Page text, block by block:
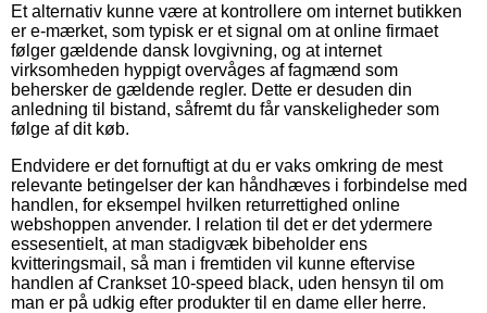
Et alternativ kunne være at kontrollere om internet butikken
er e-mærket, som typisk er et signal om at online firmaet
følger gældende dansk lovgivning, og at internet
virksomheden hyppigt overvåges af fagmænd som
behersker de gældende regler. Dette er desuden din
anledning til bistand, såfremt du får vanskeligheder som
følge af dit køb.
Endvidere er det fornuftigt at du er vaks omkring de mest
relevante betingelser der kan håndhæves i forbindelse med
handlen, for eksempel hvilken returrettighed online
webshoppen anvender. I relation til det er det ydermere
essesentielt, at man stadigvæk bibeholder ens
kvitteringsmail, så man i fremtiden vil kunne eftervise
handlen af Crankset 10-speed black, uden hensyn til om
man er på udkig efter produkter til en dame eller herre.